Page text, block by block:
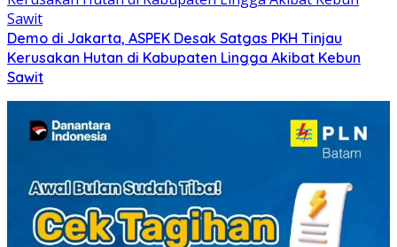
Demo di Jakarta, ASPEK Desak Satgas PKH Tinjau
Kerusakan Hutan di Kabupaten Lingga Akibat Kebun
Sawit